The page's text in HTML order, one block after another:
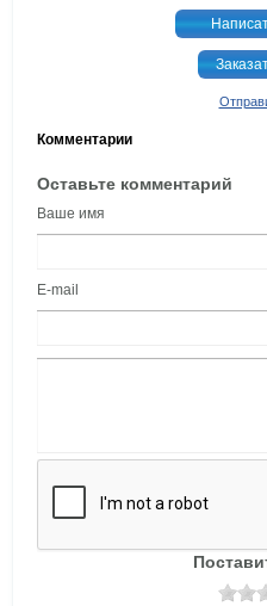
Комментарии
Оставьте комментарий
Ваше имя
E-mail